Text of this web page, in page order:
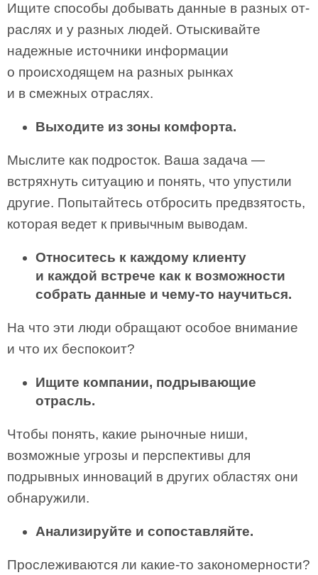
Ищите способы добывать данные в разных от­
раслях и у разных людей. Отыскивайте
надежные источники информации
о происходящем на разных рынках
и в смежных отраслях.
Выходите из зоны комфорта.
Мыслите как подросток. Ваша задача —
встряхнуть ситуацию и понять, что упустили
другие. Попытайтесь отбро­сить предвзятость,
которая ведет к привычным выводам.
Относитесь к каждому клиенту
и каждой встрече как к возможности
собрать данные и чему-то научиться.
На что эти люди обращают особое внимание
и что их беспокоит?
Ищите компании, подрывающие
отрасль.
Чтобы понять, какие рыноч­ные ниши,
возможные угрозы и перспективы для
подрывных инноваций в других областях они
обнаружили.
Анализируйте и сопоставляйте.
Прослеживаются ли какие-­то законо­мерности?